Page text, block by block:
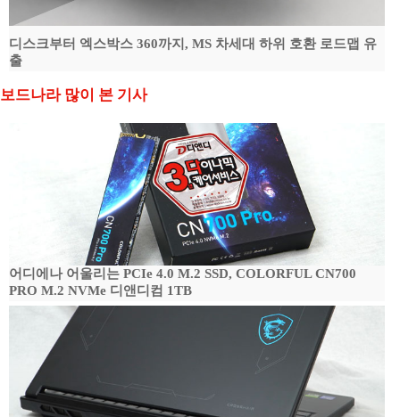
디스크부터 엑스박스 360까지, MS 차세대 하위 호환 로드맵 유
출
보드나라 많이 본 기사
어디에나 어울리는 PCIe 4.0 M.2 SSD, COLORFUL CN700
PRO M.2 NVMe 디앤디컴 1TB